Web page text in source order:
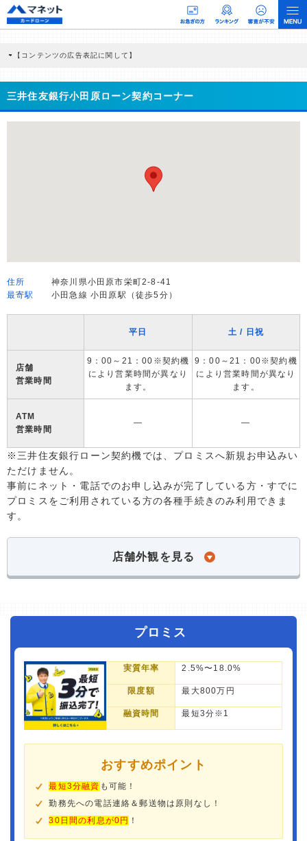
【コンテンツの広告表記に関して】
商品を根拠なくPRするものではなく、当編集部の調査／ユーザーへの口コミ収集な
どに基づき、公平性を担保した情報提供を行っています。
>提携企業一覧
三井住友銀行小田原ローン契約コーナー
住所
神奈川県小田原市栄町2-8-41
最寄駅
小田急線 小田原駅（徒歩5分）
平日 土 / 日祝
店舗
営業時間
9：00～21：00※契約機
により営業時間が異なり
ます。
9：00～21：00※契約機
により営業時間が異なり
ます。
ATM
営業時間
― ―
※三井住友銀行ローン契約機では、プロミスへ新規お申込みい
ただけません。
事前にネット・電話でのお申し込みが完了している方・すでに
プロミスをご利用されている方の各種手続きのみ利用できま
す。
店舗外観を見る
プロミス
実質年率 2.5%〜18.0%
限度額 最大800万円
融資時間 最短3分※1
おすすめポイント
最短3分融資 も可能！
勤務先への電話連絡＆郵送物は原則なし！
30日間の利息が0円 ！